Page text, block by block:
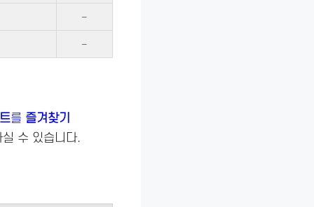
–
–
를 즐겨찾기
실 수 있습니다.